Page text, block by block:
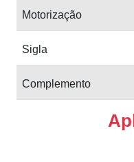
Motorização
Sigla
Complemento